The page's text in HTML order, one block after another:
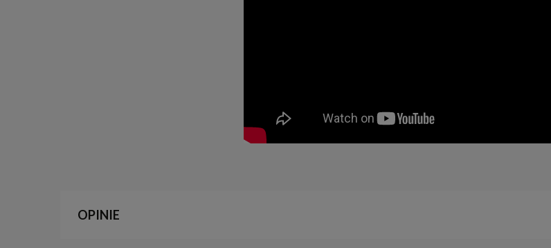
OPINIE